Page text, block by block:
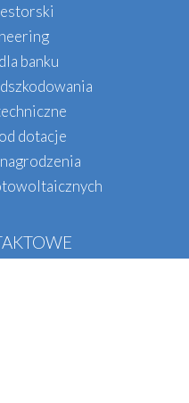
banku
dotacje